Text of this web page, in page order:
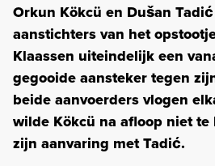
Orkun Kökcü en Dušan
aanstichters van het
Klaassen uiteindelijk een
gegooide aansteker tegen
beide aanvoerders vlogen
wilde Kökcü na afloop niet
zijn aanvaring met Tadić.